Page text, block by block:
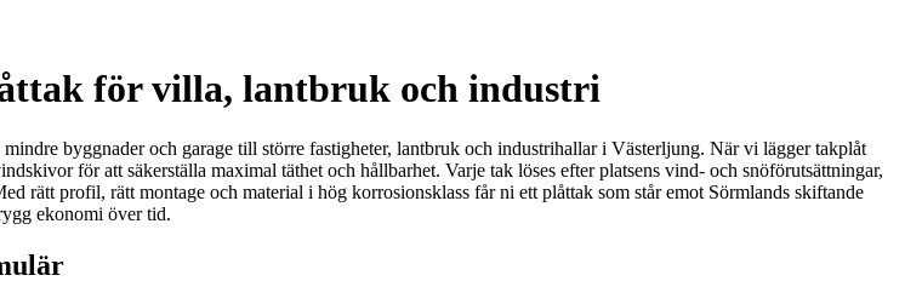
för villa, lantbruk och industri
byggnader och garage till större fastigheter, lantbruk och industrihallar i Västerljung. När vi lägger takplåt
för att säkerställa maximal täthet och hållbarhet. Varje tak löses efter platsens vind- och snöförutsättningar,
rätt profil, rätt montage och material i hög korrosionsklass får ni ett plåttak som står emot Sörmlands skiftande
ekonomi över tid.